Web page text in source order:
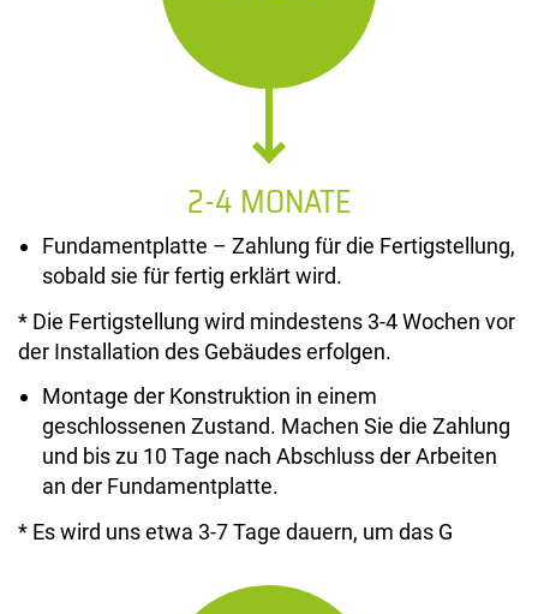
2-4 MONATE
Fundamentplatte – Zahlung für die Fertigstellung,
sobald sie für fertig erklärt wird.
* Die Fertigstellung wird mindestens 3-4 Wochen vor
der Installation des Gebäudes erfolgen.
Montage der Konstruktion in einem
geschlossenen Zustand. Machen Sie die Zahlung
und bis zu 10 Tage nach Abschluss der Arbeiten
an der Fundamentplatte.
* Es wird uns etwa 3-7 Tage dauern, um das G